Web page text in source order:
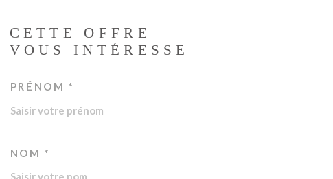
CETTE OFFRE
VOUS INTÉRESSE
PRÉNOM *
NOM *